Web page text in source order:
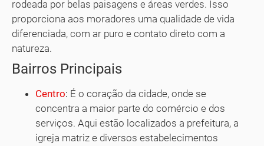
rodeada por belas paisagens e áreas verdes. Isso
proporciona aos moradores uma qualidade de vida
diferenciada, com ar puro e contato direto com a
natureza.
Bairros Principais
Centro: É o coração da cidade, onde se
concentra a maior parte do comércio e dos
serviços. Aqui estão localizados a prefeitura, a
igreja matriz e diversos estabelecimentos